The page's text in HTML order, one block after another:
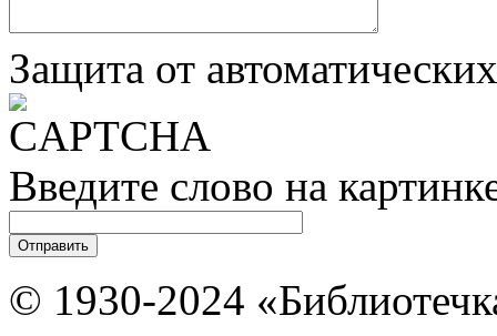
Защита от
Введите слово на
© 1930-2024